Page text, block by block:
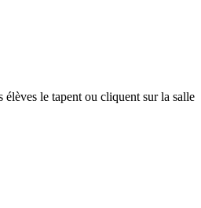
le tapent ou cliquent sur la salle